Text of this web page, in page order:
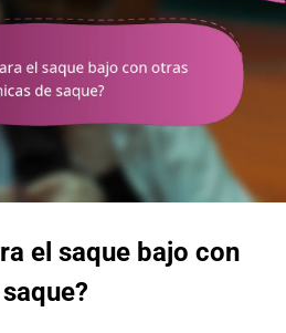
el saque bajo con